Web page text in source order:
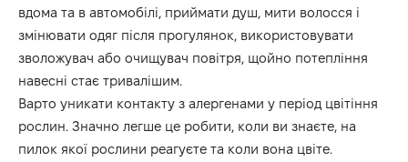
вдома та в автомобілі, приймати душ, мити волосся і
змінювати одяг після прогулянок, використовувати
зволожувач або очищувач повітря, щойно потепління
навесні стає тривалішим.
Варто уникати контакту з алергенами у період цвітіння
рослин. Значно легше це робити, коли ви знаєте, на
пилок якої рослини реагуєте та коли вона цвіте.